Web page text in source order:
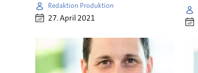
Redaktion Produktion
27. April 2021